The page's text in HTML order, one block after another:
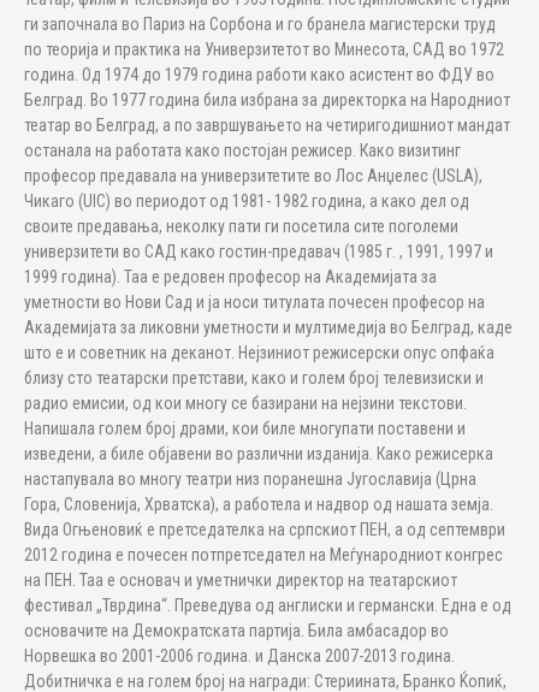
ги започнала во Париз на Сорбона и го бранела магистерски труд
по теорија и практика на Универзитетот во Минесота, САД во 1972
година. Од 1974 до 1979 година работи како асистент во ФДУ во
Белград. Во 1977 година била избрана за директорка на Народниот
театар во Белград, а по завршувањето на четиригодишниот мандат
останала на работата како постојан режисер. Како визитинг
професор предавала на универзитетите во Лос Анџелес (USLA),
Чикаго (UIC) во периодот од 1981- 1982 година, а како дел од
своите предавања, неколку пати ги посетила сите поголеми
универзитети во САД како гостин-предавач (1985 г. , 1991, 1997 и
1999 година). Таа е редовен професор на Академијата за
уметности во Нови Сад и ја носи титулата почесен професор на
Академијата за ликовни уметности и мултимедија во Белград, каде
што е и советник на деканот. Нејзиниот режисерски опус опфаќа
близу сто театарски претстави, како и голем број телевизиски и
радио емисии, од кои многу се базирани на нејзини текстови.
Напишала голем број драми, кои биле многупати поставени и
изведени, а биле објавени во различни изданија. Како режисерка
настапувала во многу театри низ поранешна Југославија (Црна
Гора, Словенија, Хрватска), а работела и надвор од нашата земја.
Вида Огњеновиќ е претседателка на српскиот ПЕН, а од септември
2012 година е почесен потпретседател на Меѓународниот конгрес
на ПЕН. Таа е основач и уметнички директор на театарскиот
фестивал „Тврдина“. Преведува од англиски и германски. Една е од
основачите на Демократската партија. Била амбасадор во
Норвешка во 2001-2006 година. и Данска 2007-2013 година.
Добитничка е на голем број на награди: Стериината, Бранко Ќопиќ,